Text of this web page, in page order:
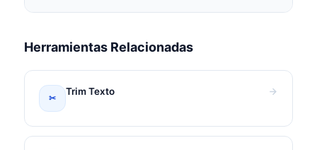
Herramientas Relacionadas
✂
Trim Texto